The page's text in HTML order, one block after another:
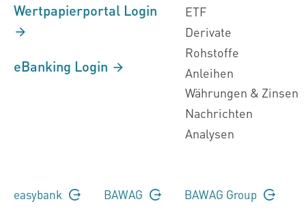
Wertpapierportal Login
eBanking Login
ETF
Derivate
Rohstoffe
Anleihen
Währungen & Zinsen
Nachrichten
Analysen
easybank BAWAG BAWAG Group